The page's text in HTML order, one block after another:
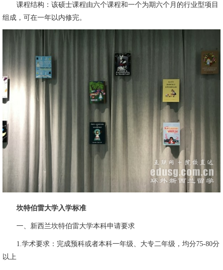
课程结构：该硕士课程由六个课程和一个为期六个月的行业型项目
组成，可在一年以内修完。
坎特伯雷大学入学标准
一、新西兰坎特伯雷大学本科申请要求
1.学术要求：完成预科或者本科一年级、大专二年级，均分75-80分
以上